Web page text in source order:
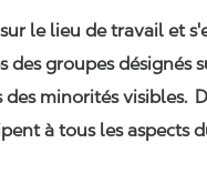
le lieu de travail et
groupes désignés
minorités visibles.
à tous les aspects